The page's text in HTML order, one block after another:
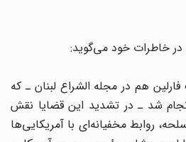
خاطرات خود می‌گوید:
هم در مجله الشراع لبنان ـ که
شد ـ در تشدید این قضایا نقش
روابط مخفیانه‌ای با آمریکایی‌ها